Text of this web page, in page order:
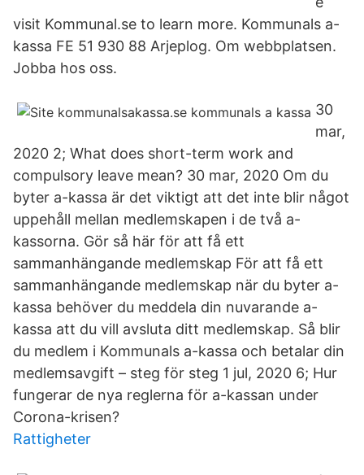
visit Kommunal.se to learn more. Kommunals a-
kassa FE 51 930 88 Arjeplog. Om webbplatsen.
Jobba hos oss.
30
mar,
2020 2; What does short-term work and
compulsory leave mean? 30 mar, 2020 Om du
byter a-kassa är det viktigt att det inte blir något
uppehåll mellan medlemskapen i de två a-
kassorna. Gör så här för att få ett
sammanhängande medlemskap För att få ett
sammanhängande medlemskap när du byter a-
kassa behöver du meddela din nuvarande a-
kassa att du vill avsluta ditt medlemskap. Så blir
du medlem i Kommunals a-kassa och betalar din
medlemsavgift – steg för steg 1 jul, 2020 6; Hur
fungerar de nya reglerna för a-kassan under
Corona-krisen?
Rattigheter